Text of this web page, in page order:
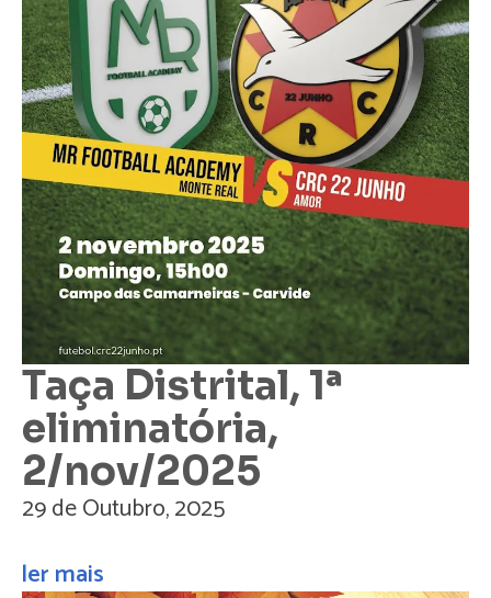
Taça Distrital, 1ª
eliminatória,
2/nov/2025
29 de Outubro, 2025
ler mais